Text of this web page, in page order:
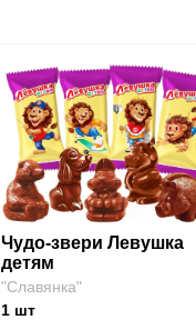
Чудо-звери Левушка
детям
"Славянка"
1шт